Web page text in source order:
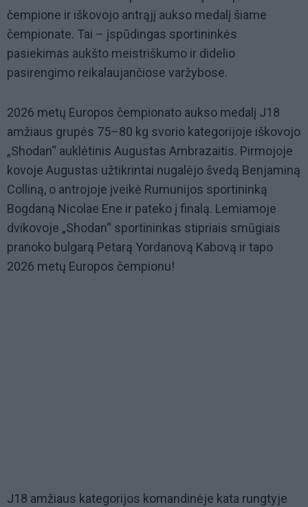
čempione ir iškovojo antrąjį aukso medalį šiame
čempionate. Tai – įspūdingas sportininkės
pasiekimas aukšto meistriškumo ir didelio
pasirengimo reikalaujančiose varžybose.
2026 metų Europos čempionato aukso medalį J18
amžiaus grupės 75–80 kg svorio kategorijoje iškovojo
„Shodan“ auklėtinis Augustas Ambrazaitis. Pirmojoje
kovoje Augustas užtikrintai nugalėjo švedą Benjaminą
Colliną, o antrojoje įveikė Rumunijos sportininką
Bogdaną Nicolae Ene ir pateko į finalą. Lemiamoje
dvikovoje „Shodan“ sportininkas stipriais smūgiais
pranoko bulgarą Petarą Yordanovą Kabovą ir tapo
2026 metų Europos čempionu!
J18 amžiaus kategorijos komandinėje kata rungtyje